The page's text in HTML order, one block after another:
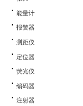
能量计
报警器
测距仪
定位器
荧光仪
编码器
注射器